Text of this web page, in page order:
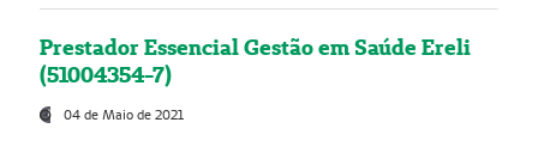
Prestador Essencial Gestão em Saúde Ereli
(51004354-7)
04 de Maio de 2021